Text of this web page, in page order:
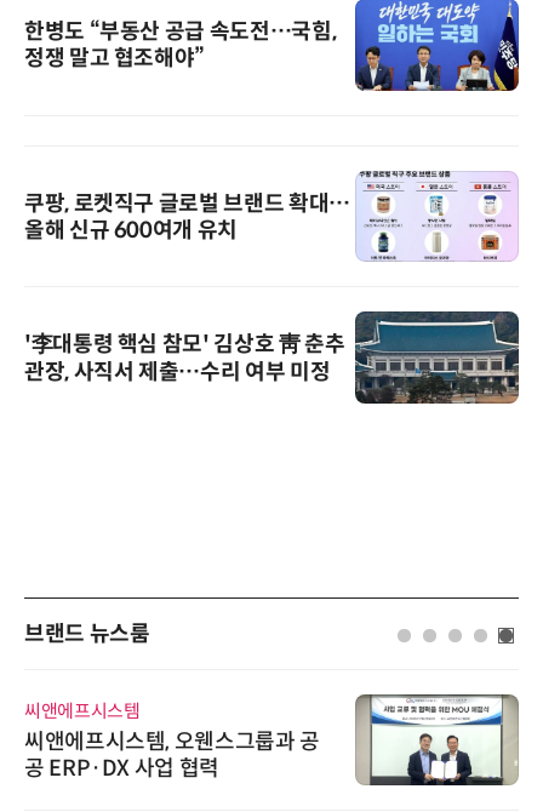
한병도 “부동산 공급 속도전…국힘,
정쟁 말고 협조해야”
쿠팡, 로켓직구 글로벌 브랜드 확대…
올해 신규 600여개 유치
'李대통령 핵심 참모' 김상호 靑 춘추
관장, 사직서 제출…수리 여부 미정
브랜드 뉴스룸
씨앤에프시스템
씨앤에프시스템, 오웬스그룹과 공
공 ERP·DX 사업 협력